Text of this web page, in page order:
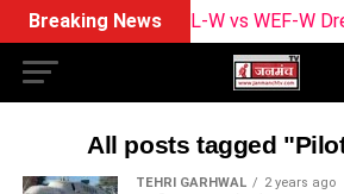
Breaking NewsSUL-W vs WEF-W
All posts tagged
TEHRI GARHWAL 2 years ago